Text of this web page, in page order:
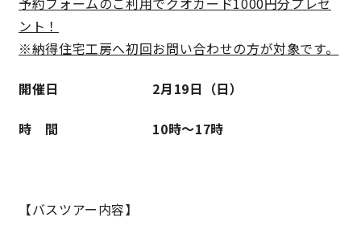
ント！
※納得住宅工房へ初回お問い合わせの方が対象です。
開催日 2月19日（日）
時 間 10時〜17時
【バスツアー内容】